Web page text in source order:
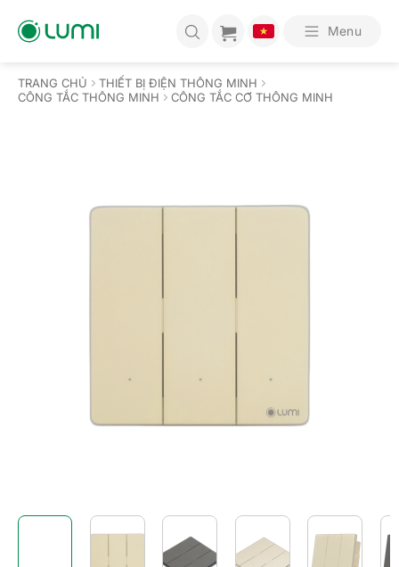
qua
Menu
TRANG CHỦ
THIẾT BỊ ĐIỆN THÔNG MINH
CÔNG TẮC THÔNG MINH
CÔNG TẮC CƠ THÔNG MINH